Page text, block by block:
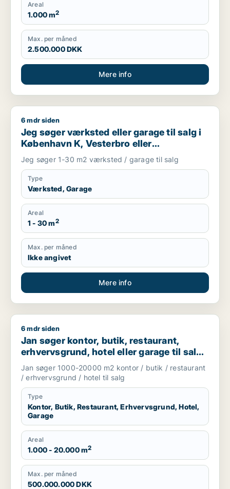
Areal
1.000 m2
Max. per måned
2.500.000 DKK
Mere info
Jeg søger værksted eller garage til salg i København K,
6 mdr siden
Jeg søger værksted eller garage til salg i
København K, Vesterbro eller
Frederiksberg m.fl.
Jeg søger 1-30 m2 værksted / garage til salg
Type
Værksted, Garage
Areal
1 - 30 m2
Max. per måned
Ikke angivet
Mere info
Jan søger kontor, butik, restaurant, erhvervsgrund, hotel
6 mdr siden
Jan søger kontor, butik, restaurant,
erhvervsgrund, hotel eller garage til salg i
København, Kongens Lyngby eller
Gentofte
Jan søger 1000-20000 m2 kontor / butik / restaurant
/ erhvervsgrund / hotel til salg
Type
Kontor, Butik, Restaurant, Erhvervsgrund, Hotel,
Garage
Areal
1.000 - 20.000 m2
Max. per måned
500.000.000 DKK